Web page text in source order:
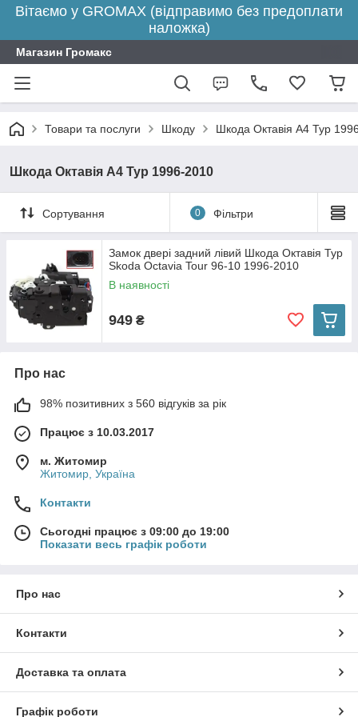
Вітаємо у GROMAX (відправимо без предоплати
наложка)
Магазин Громакс
Товари та послуги Шкоду Шкода Октавія А4 Тур
Шкода Октавія А4 Тур 1996-2010
Сортування 0 Фільтри
Замок двері задний лівий Шкода Октавія Тур
Skoda Octavia Tour 96-10 1996-2010
В наявності
949 ₴
Про нас
98% позитивних з 560 відгуків за рік
Працює з 10.03.2017
м. Житомир
Житомир, Україна
Контакти
Сьогодні працює з 09:00 до 19:00
Показати весь графік роботи
Про нас
Контакти
Доставка та оплата
Графік роботи